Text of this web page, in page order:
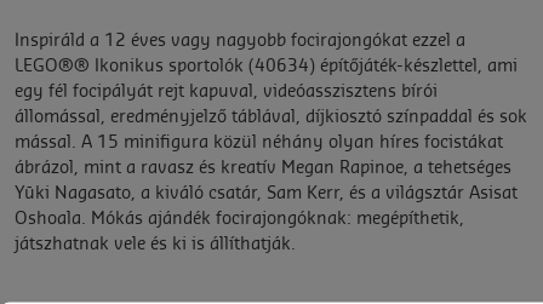
Inspiráld a 12 éves vagy nagyobb focirajongókat ezzel a
LEGO®® Ikonikus sportolók (40634) építőjáték-készlettel, ami
egy fél focipályát rejt kapuval, videóasszisztens bírói
állomással, eredményjelző táblával, díjkiosztó színpaddal és sok
mással. A 15 minifigura közül néhány olyan híres focistákat
ábrázol, mint a ravasz és kreatív Megan Rapinoe, a tehetséges
Yūki Nagasato, a kiváló csatár, Sam Kerr, és a világsztár Asisat
Oshoala. Mókás ajándék focirajongóknak: megépíthetik,
játszhatnak vele és ki is állíthatják.